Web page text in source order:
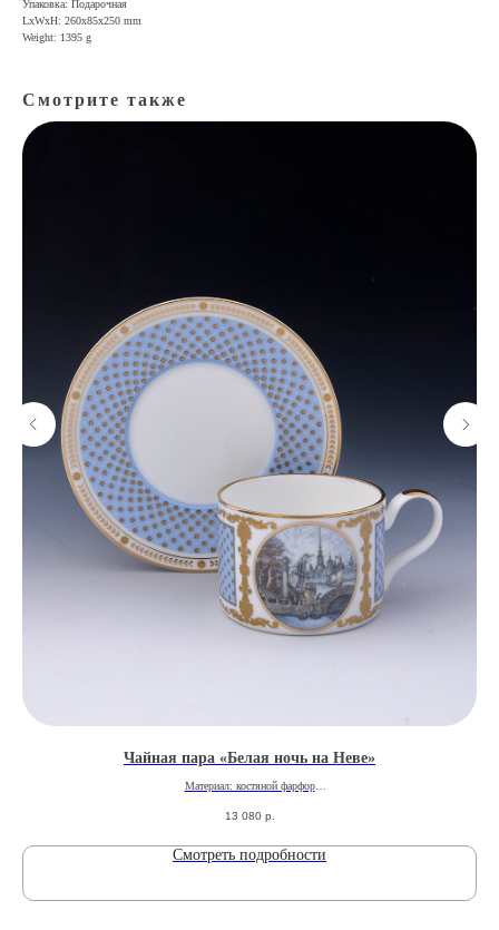
Упаковка: Подарочная
LxWxH: 260x85x250 mm
Weight: 1395 g
Смотрите также
Чайная пара «Белая ночь на Неве»
Материал: костяной фарфор
Роспись: полихромная надглазурная шелкография
13 080 р.
Смотреть подробности